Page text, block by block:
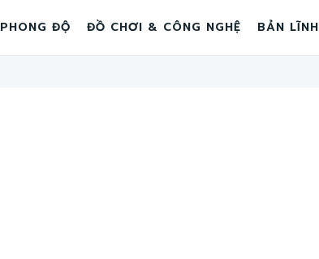
PHONG ĐỘ ĐỒ CHƠI & CÔNG NGHỆ BẢN LĨNH